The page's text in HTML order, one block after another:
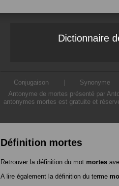
Dictionnaire
Conjugaison Synonyme
Antonyme de mortes présenté par
antonymes mortes est gratuite et
Définition mortes
Retrouver la définition du mot mortes
A lire également la définition du terme